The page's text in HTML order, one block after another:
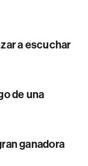
a escuchar
de una
ganadora